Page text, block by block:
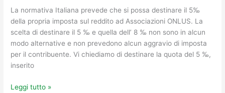
La normativa Italiana prevede che si possa destinare il 5‰
della propria imposta sul reddito ad Associazioni ONLUS. La
scelta di destinare il 5 ‰ e quella dell’ 8 ‰ non sono in alcun
modo alternative e non prevedono alcun aggravio di imposta
per il contribuente. Vi chiediamo di destinare la quota del 5 ‰,
inserito
Leggi tutto »